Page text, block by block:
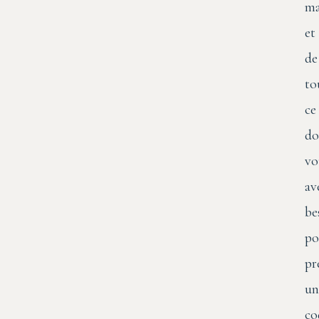
et
de
ce
un